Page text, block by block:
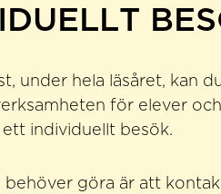
under hela läsåret, kan
för elever
individuellt besök.
behöver göra är att